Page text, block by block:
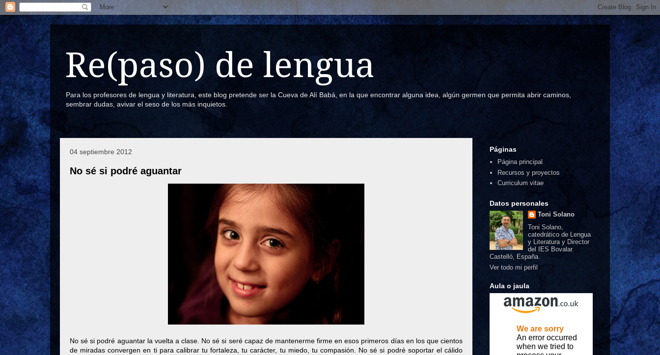
Re(paso) de lengua
Para los profesores de lengua y literatura, este blog pretende ser la Cueva de Alí Babá, en la que encontrar alguna idea, algún germen que permita abrir caminos,
sembrar dudas, avivar el seso de los más inquietos.
04 septiembre 2012
No sé si podré aguantar
No sé si podré aguantar la vuelta a clase. No sé si seré capaz de mantenerme firme en esos primeros días en los que cientos
de miradas convergen en ti para calibrar tu fortaleza, tu carácter, tu miedo, tu compasión. No sé si podré soportar el cálido
Páginas
Página principal
Recursos y proyectos
Curriculum vitae
Datos personales
Toni Solano
Toni Solano,
catedrático de Lengua
y Literatura y Director
del IES Bovalar.
Castelló, España.
Ver todo mi perfil
Aula o jaula